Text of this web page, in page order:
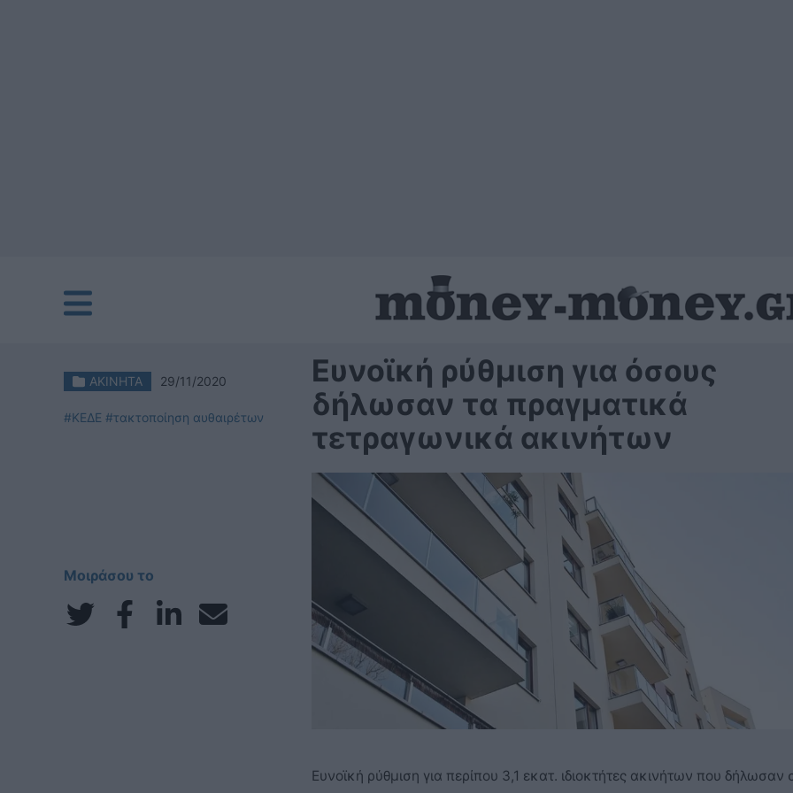
ΑΚΙΝΗΤΑ 29/11/2020
#ΚΕΔΕ #τακτοποίηση αυθαιρέτων
Μοιράσου το
Ευνοϊκή ρύθμιση για όσους
δήλωσαν τα πραγματικά
τετραγωνικά ακινήτων
Ευνοϊκή ρύθμιση για περίπου 3,1 εκατ. ιδιοκτήτες ακινήτων που δήλωσαν